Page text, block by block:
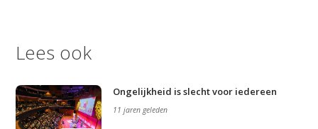
Lees ook
Ongelijkheid is slecht voor iedereen
11 jaren geleden